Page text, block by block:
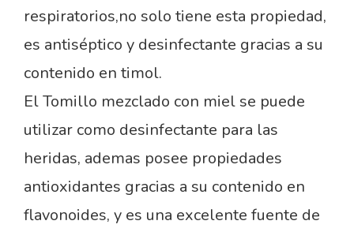
respiratorios,no solo tiene esta propiedad,
es antiséptico y desinfectante gracias a su
contenido en timol.
El Tomillo mezclado con miel se puede
utilizar como desinfectante para las
heridas, ademas posee propiedades
antioxidantes gracias a su contenido en
flavonoides, y es una excelente fuente de